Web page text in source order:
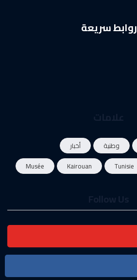
روابط سريعة
وطنية
أخبار
Tunisie
Kairouan
Musée